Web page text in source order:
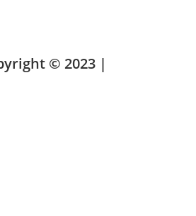
© 2023 |